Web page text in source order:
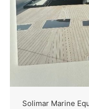
Solimar Marine